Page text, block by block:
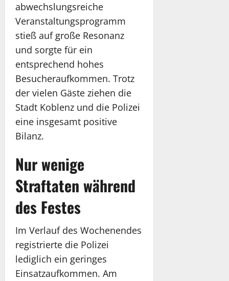
abwechslungsreiche
Veranstaltungsprogramm
stieß auf große Resonanz
und sorgte für ein
entsprechend hohes
Besucheraufkommen. Trotz
der vielen Gäste ziehen die
Stadt Koblenz und die Polizei
eine insgesamt positive
Bilanz.
Nur wenige
Straftaten während
des Festes
Im Verlauf des Wochenendes
registrierte die Polizei
lediglich ein geringes
Einsatzaufkommen. Am